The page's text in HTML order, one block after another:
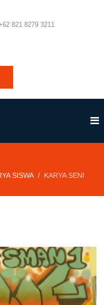
821 8279 3211
SISWA KARYA SENI